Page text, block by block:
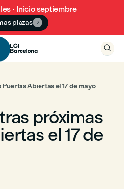
· Inicio septiembre
plazas 

Abiertas el 17 de mayo
próximas
el 17 de